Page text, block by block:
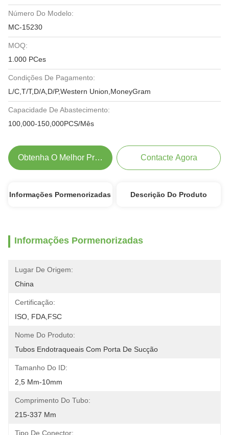
Número Do Modelo:
MC-15230
MOQ:
1.000 PCes
Condições De Pagamento:
L/C,T/T,D/A,D/P,Western Union,MoneyGram
Capacidade De Abastecimento:
100,000-150,000PCS/Mês
Obtenha O Melhor Preço Contacte Agora
Informações Pormenorizadas Descrição Do Produto
Informações Pormenorizadas
Lugar De Origem:
China
Certificação:
ISO, FDA,FSC
Nome Do Produto:
Tubos Endotraqueais Com Porta De Sucção
Tamanho Do ID:
2,5 Mm-10mm
Comprimento Do Tubo:
215-337 Mm
Tipo De Conector: